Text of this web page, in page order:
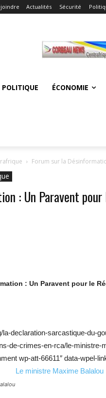
Actualités Sécurité
POLITIQUE ÉCONOMIE
Forum sur la
: Un Paravent
: Un Paravent pour le
la-declaration-sarcastique-du-
de-crimes-en-rca/le-ministre-
wp-att-66611″ data-wpel-